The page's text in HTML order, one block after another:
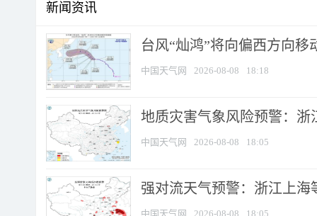
新闻资讯
台风“灿鸿”将向偏西方向移
中国天气网 2026-08-08 18:18
地质灾害气象风险预警：
中国天气网 2026-08-08 18:05
强对流天气预警：浙江上海
中国天气网 2026-08-08 18:05